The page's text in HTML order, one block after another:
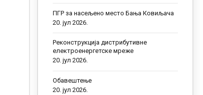
ПГР за насељено место Бања Ковиљача
20. јул 2026.
Реконструкција дистрибутивне
електроенергетске мреже
20. јул 2026.
Обавештење
20. јул 2026.